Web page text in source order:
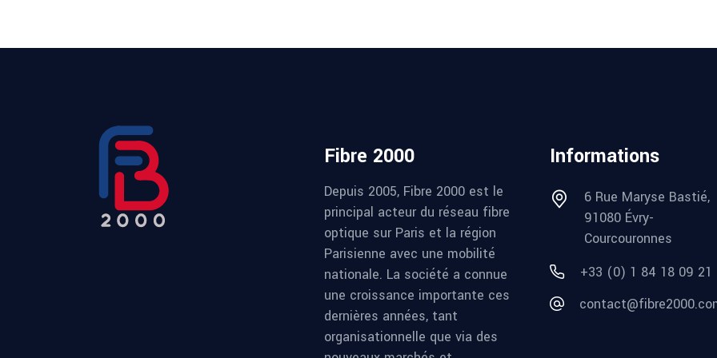
Fibre 2000
Depuis 2005, Fibre 2000 est le
principal acteur du réseau fibre
optique sur Paris et la région
Parisienne avec une mobilité
nationale. La société a connue
une croissance importante ces
dernières années, tant
organisationnelle que via des
Informations
6 Rue Maryse Bastié,
91080 Évry-
Courcouronnes
+33 (0) 1 84 18 09 21